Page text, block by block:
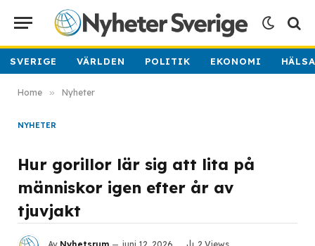
SVERIGE VÄRLDEN POLITIK EKONOMI
Home » Nyheter
NYHETER
Hur gorillor lär sig att lita på
människor igen efter år av
tjuvjakt